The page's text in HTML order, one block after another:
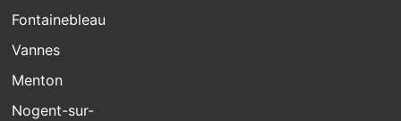
Fontainebleau
Vannes
Menton
Nogent-sur-